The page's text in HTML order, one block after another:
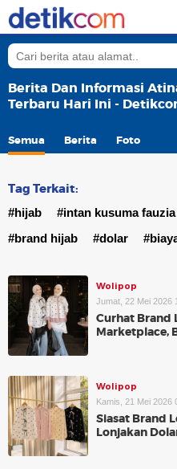
Berita Dan Informasi
Terbaru Hari Ini -
Semua Berita Foto
Tag Terkait:
#hijab #intan kusuma fauzia
#brand hijab
#dolar
Wolipop
Jumat, 22 Mei 2026
Curhat Brand
Marketplace,
Wolipop
Kamis, 21 Mei 2026
Siasat Brand
Lonjakan